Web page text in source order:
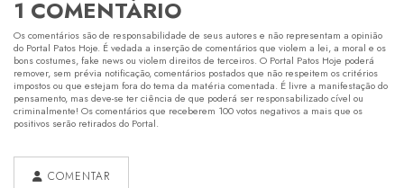
1 COMENTÁRIO
Os comentários são de responsabilidade de seus autores e não representam a opinião
do Portal Patos Hoje. É vedada a inserção de comentários que violem a lei, a moral e os
bons costumes, fake news ou violem direitos de terceiros. O Portal Patos Hoje poderá
remover, sem prévia notificação, comentários postados que não respeitem os critérios
impostos ou que estejam fora do tema da matéria comentada. É livre a manifestação do
pensamento, mas deve-se ter ciência de que poderá ser responsabilizado cível ou
criminalmente! Os comentários que receberem 100 votos negativos a mais que os
positivos serão retirados do Portal.
COMENTAR